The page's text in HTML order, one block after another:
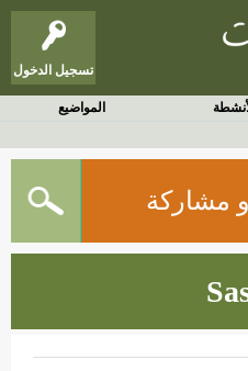
تسجيل الدخول
المواضيع
مشاركة